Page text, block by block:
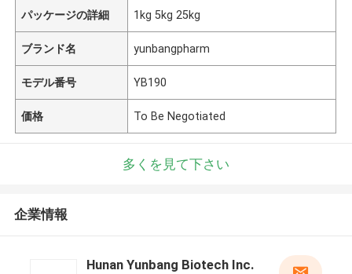
パッケージの詳細 1kg 5kg 25kg
ブランド名 yunbangpharm
モデル番号 YB190
価格 To Be Negotiated
多くを見て下さい
企業情報
Hunan Yunbang Biotech Inc.